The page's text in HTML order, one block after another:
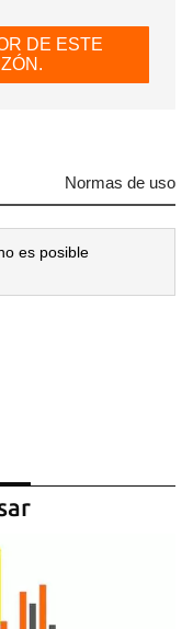
DE ESTE
Normas de uso
es posible